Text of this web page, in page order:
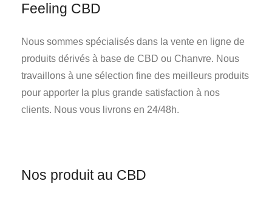
Feeling CBD
Nous sommes spécialisés dans la vente en ligne de
produits dérivés à base de CBD ou Chanvre. Nous
travaillons à une sélection fine des meilleurs produits
pour apporter la plus grande satisfaction à nos
clients. Nous vous livrons en 24/48h.
Nos produit au CBD